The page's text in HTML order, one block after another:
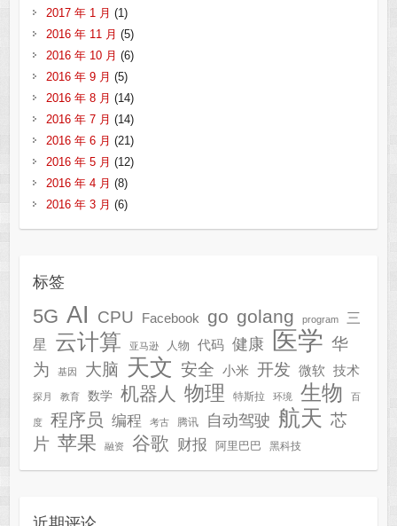
2017 年 1 月 (1)
2016 年 11 月 (5)
2016 年 10 月 (6)
2016 年 9 月 (5)
2016 年 8 月 (14)
2016 年 7 月 (14)
2016 年 6 月 (21)
2016 年 5 月 (12)
2016 年 4 月 (8)
2016 年 3 月 (6)
标签
5G AI CPU Facebook go golang program
三
星
云计算 亚马逊 人物 代码 健康 医学 华
为
基因 大脑 天文 安全 小米 开发 微软 技术
探月 教育 数学 机器人 物理 特斯拉 环境 生物 百
度 程序员 编程 考古 腾讯 自动驾驶 航天 芯
片 苹果 融资 谷歌 财报 阿里巴巴 黑科技